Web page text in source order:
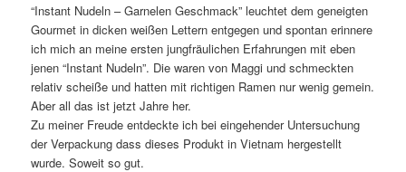
“Instant Nudeln – Garnelen Geschmack” leuchtet dem geneigten
Gourmet in dicken weißen Lettern entgegen und spontan erinnere
ich mich an meine ersten jungfräulichen Erfahrungen mit eben
jenen “Instant Nudeln”. Die waren von Maggi und schmeckten
relativ scheiße und hatten mit richtigen Ramen nur wenig gemein.
Aber all das ist jetzt Jahre her.
Zu meiner Freude entdeckte ich bei eingehender Untersuchung
der Verpackung dass dieses Produkt in Vietnam hergestellt
wurde. Soweit so gut.